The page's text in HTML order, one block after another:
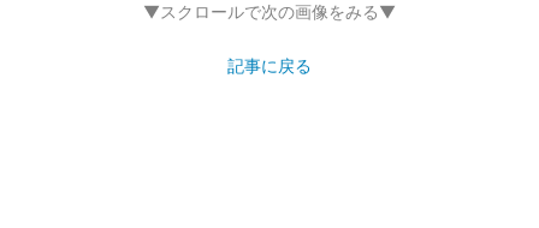
▼スクロールで次の画像をみる▼
記事に戻る